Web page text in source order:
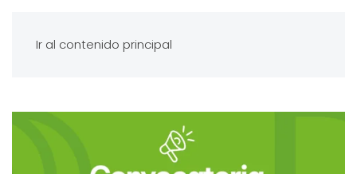
Ir al contenido principal